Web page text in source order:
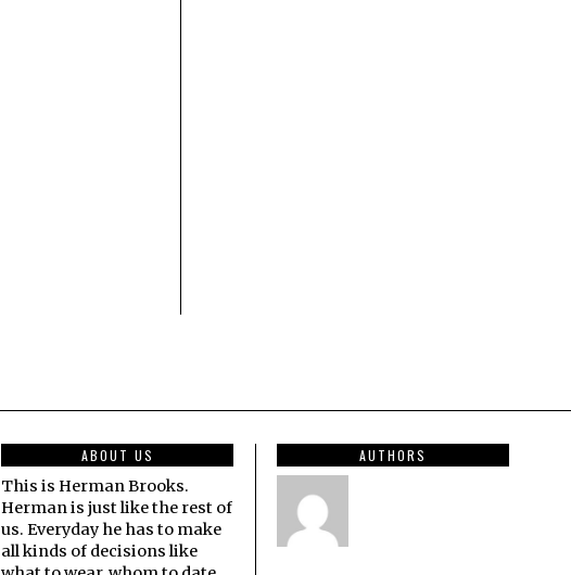
ABOUT US
This is Herman Brooks.
Herman is just like the rest of
us. Everyday he has to make
all kinds of decisions like
AUTHORS